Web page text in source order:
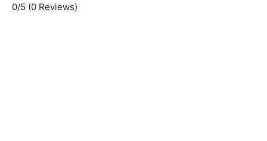
0/5 (0 Reviews)